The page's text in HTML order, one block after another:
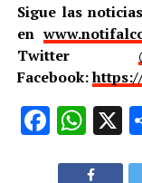
Sigue las
en
Twitter
Facebook:
X